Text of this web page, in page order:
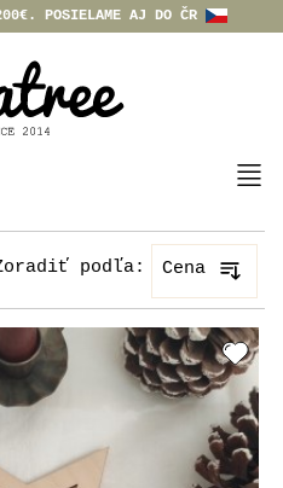
POSIELAME AJ DO ČR
podľa: Cena